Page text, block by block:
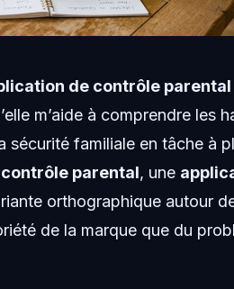
de contrôle parental
m’aide à comprendre les
sécurité familiale en tâche à
parental, une
orthographique autour
de la marque que du